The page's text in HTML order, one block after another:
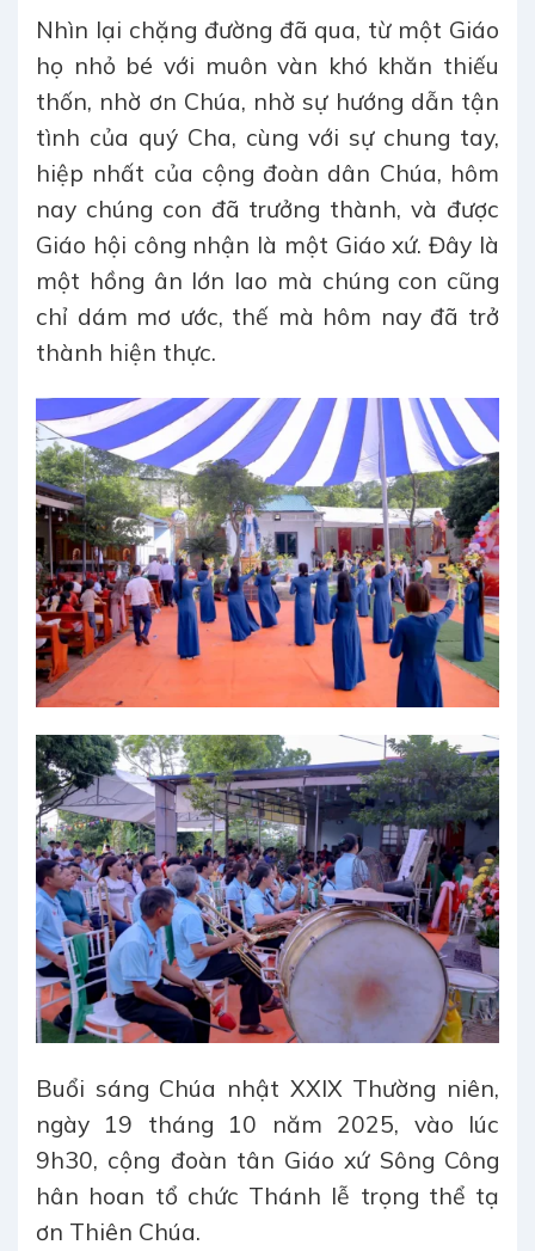
Nhìn lại chặng đường đã qua, từ một Giáo
họ nhỏ bé với muôn vàn khó khăn thiếu
thốn, nhờ ơn Chúa, nhờ sự hướng dẫn tận
tình của quý Cha, cùng với sự chung tay,
hiệp nhất của cộng đoàn dân Chúa, hôm
nay chúng con đã trưởng thành, và được
Giáo hội công nhận là một Giáo xứ. Đây là
một hồng ân lớn lao mà chúng con cũng
chỉ dám mơ ước, thế mà hôm nay đã trở
thành hiện thực.
Buổi sáng Chúa nhật XXIX Thường niên,
ngày 19 tháng 10 năm 2025, vào lúc
9h30, cộng đoàn tân Giáo xứ Sông Công
hân hoan tổ chức Thánh lễ trọng thể tạ
ơn Thiên Chúa.